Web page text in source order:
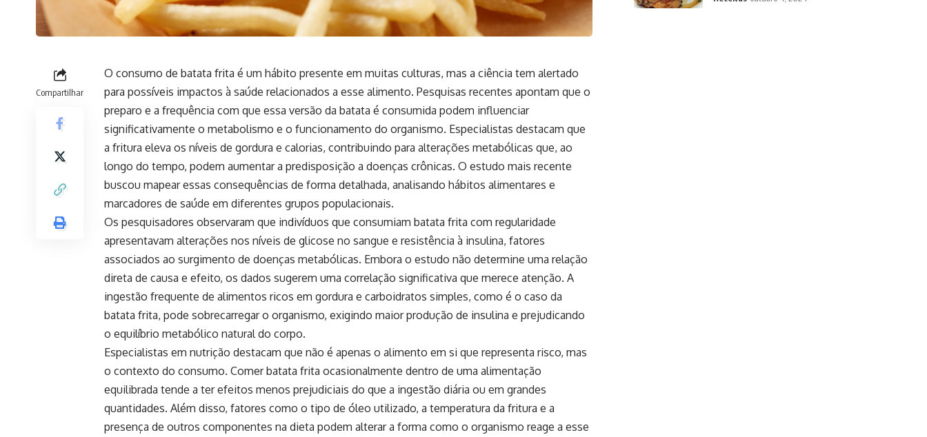
Compartilhar
O consumo de batata frita é um hábito presente em muitas culturas, mas a ciência tem alertado
para possíveis impactos à saúde relacionados a esse alimento. Pesquisas recentes apontam que o
preparo e a frequência com que essa versão da batata é consumida podem influenciar
significativamente o metabolismo e o funcionamento do organismo. Especialistas destacam que
a fritura eleva os níveis de gordura e calorias, contribuindo para alterações metabólicas que, ao
longo do tempo, podem aumentar a predisposição a doenças crônicas. O estudo mais recente
buscou mapear essas consequências de forma detalhada, analisando hábitos alimentares e
marcadores de saúde em diferentes grupos populacionais.
Os pesquisadores observaram que indivíduos que consumiam batata frita com regularidade
apresentavam alterações nos níveis de glicose no sangue e resistência à insulina, fatores
associados ao surgimento de doenças metabólicas. Embora o estudo não determine uma relação
direta de causa e efeito, os dados sugerem uma correlação significativa que merece atenção. A
ingestão frequente de alimentos ricos em gordura e carboidratos simples, como é o caso da
batata frita, pode sobrecarregar o organismo, exigindo maior produção de insulina e prejudicando
o equilíbrio metabólico natural do corpo.
Especialistas em nutrição destacam que não é apenas o alimento em si que representa risco, mas
o contexto do consumo. Comer batata frita ocasionalmente dentro de uma alimentação
equilibrada tende a ter efeitos menos prejudiciais do que a ingestão diária ou em grandes
quantidades. Além disso, fatores como o tipo de óleo utilizado, a temperatura da fritura e a
presença de outros componentes na dieta podem alterar a forma como o organismo reage a esse